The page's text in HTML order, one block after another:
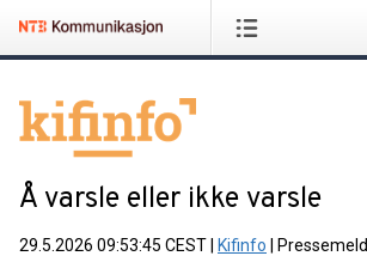
Å varsle eller ikke varsle
29.5.2026 09:53:45 CEST Kifinfo